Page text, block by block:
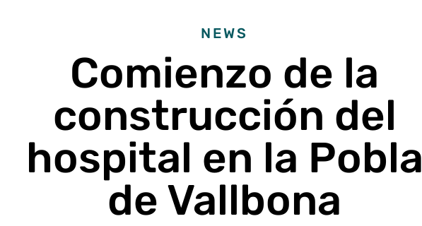
NEWS
Comienzo de la
construcción del
hospital en la Pobla
de Vallbona